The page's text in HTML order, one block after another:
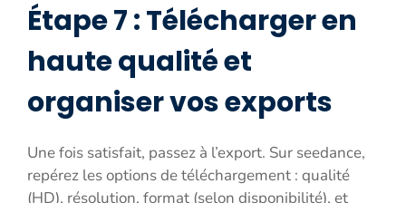
Étape 7 : Télécharger en
haute qualité et
organiser vos exports
Une fois satisfait, passez à l’export. Sur seedance,
repérez les options de téléchargement : qualité
(HD), résolution, format (selon disponibilité), et